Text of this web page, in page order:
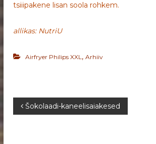
tsiiipakene lisan soola rohkem.
allikas: NutriU
Airfryer Philips XXL,Arhiiv
N Šokolaadi-kaneelisaiakesed